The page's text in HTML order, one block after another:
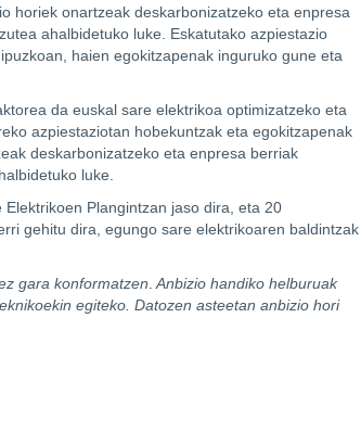
horiek onartzeak deskarbonizatzeko eta enpresa
ahalbidetuko luke. Eskatutako azpiestazio
haien egokitzapenak inguruko gune eta
da euskal sare elektrikoa optimizatzeko eta
azpiestaziotan hobekuntzak eta egokitzapenak
deskarbonizatzeko eta enpresa berriak
luke.
Plangintzan jaso dira, eta 20
gehitu dira, egungo sare elektrikoaren baldintzak
gara konformatzen Anbizio handiko helburuak
egiteko. Datozen asteetan anbizio hori